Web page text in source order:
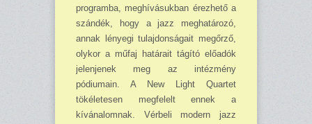
programba, meghívásukban érezhető a
szándék, hogy a jazz meghatározó,
annak lényegi tulajdonságait megőrző,
olykor a műfaj határait tágító előadók
jelenjenek meg az intézmény
pódiumain. A New Light Quartet
tökéletesen megfelelt ennek a
kívánalomnak. Vérbeli modern jazz